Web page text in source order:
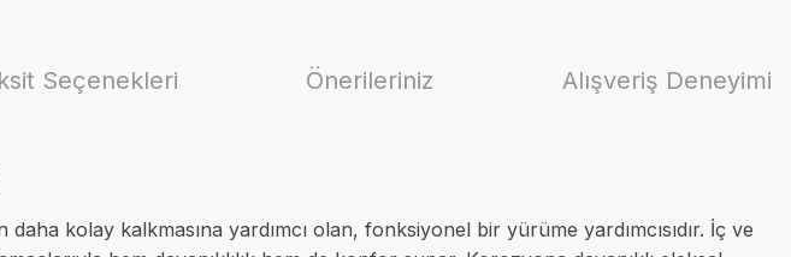
Seçenekleri Önerileriniz Alışveriş Deneyimi
kolay kalkmasına yardımcı olan, fonksiyonel bir yürüme yardımcısıdır. İç ve